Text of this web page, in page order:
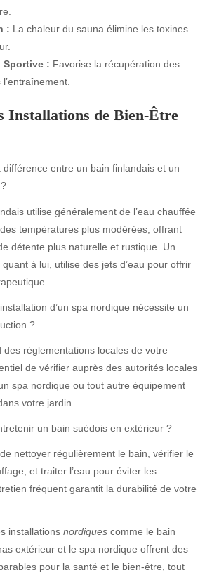
: La chaleur du sauna élimine les toxines
Sportive : Favorise la récupération des
Installations de Bien-Être
différence entre un bain finlandais et un
utilise généralement de l’eau chauffée
températures plus modérées, offrant
détente plus naturelle et rustique. Un
à lui, utilise des jets d’eau pour offrir
d’un spa nordique nécessite un
?
des réglementations locales de votre
de vérifier auprès des autorités locales
spa nordique ou tout autre équipement
votre jardin.
un bain suédois en extérieur ?
nettoyer régulièrement le bain, vérifier le
et traiter l’eau pour éviter les
fréquent garantit la durabilité de votre
installations nordiques comme le bain
extérieur et le spa nordique offrent des
pour la santé et le bien-être, tout